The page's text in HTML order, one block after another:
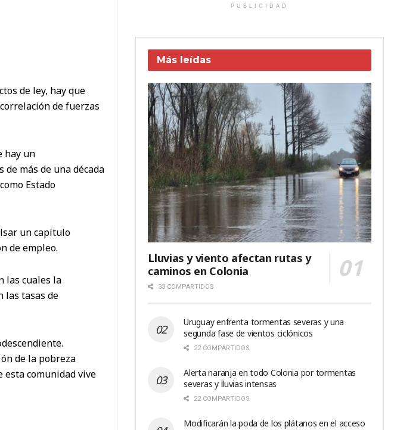
de ley, hay que
de fuerzas
hay un
más de una década
Estado
un capítulo
de empleo.
las cuales la
las tasas de
de la pobreza
esta comunidad vive
PUBLICIDAD
Más leídas
Lluvias y viento afectan rutas y
caminos en Colonia
33 COMPARTIDOS
Uruguay enfrenta tormentas severas y una
segunda fase de vientos ciclónicos
22 COMPARTIDOS
Alerta naranja en todo Colonia por tormentas
severas y lluvias intensas
22 COMPARTIDOS
Modificarán la poda de los plátanos en el acceso